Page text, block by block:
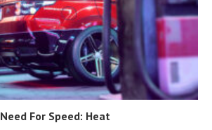
Need For Speed: Heat